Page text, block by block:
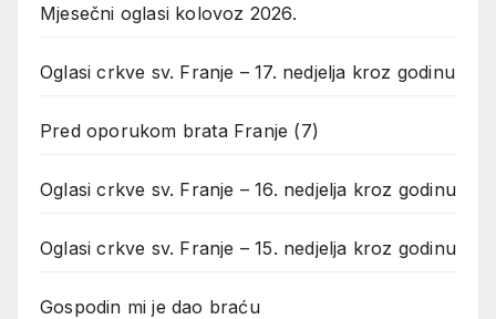
Mjesečni oglasi kolovoz 2026.
Oglasi crkve sv. Franje – 17. nedjelja kroz godinu
Pred oporukom brata Franje (7)
Oglasi crkve sv. Franje – 16. nedjelja kroz godinu
Oglasi crkve sv. Franje – 15. nedjelja kroz godinu
Gospodin mi je dao braću